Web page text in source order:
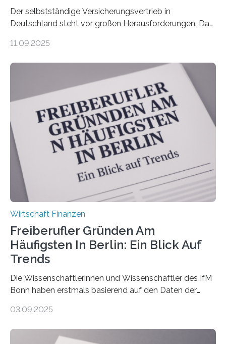
Der selbstständige Versicherungsvertrieb in
Deutschland steht vor großen Herausforderungen. Das
Dr. Matthias Beenken und Prof. Dr. Lukas Linnenbrink
Bundesverbands Deutscher Versicherungskaufleute e.V.
durchgeführt haben. Die Studie basiert auf den
Antworten von 1.440 selbstständigen
Versicherungsvertreter*innen und -makler*innen. Ein
Ergebnis: Deutlich mehr als die Hälfte der Befragten ist
über 50 Jahre alt und wird in den nächsten Jahren eine
Nachfolgeregelung benötigen. Aber nur ein Drittel hat
bereits Regelungen…
11.09.2025
Wirtschaft Finanzen
Freiberufler Gründen Am
Häufigsten In Berlin: Ein Blick Auf
Trends
Die Wissenschaftlerinnen und Wissenschaftler des IfM
Bonn haben erstmals basierend auf den Daten der
Landkreise mit den meisten Gründungen von
ist demnach Berlin. Betrachtet man nur die Gründungen
03.09.2025